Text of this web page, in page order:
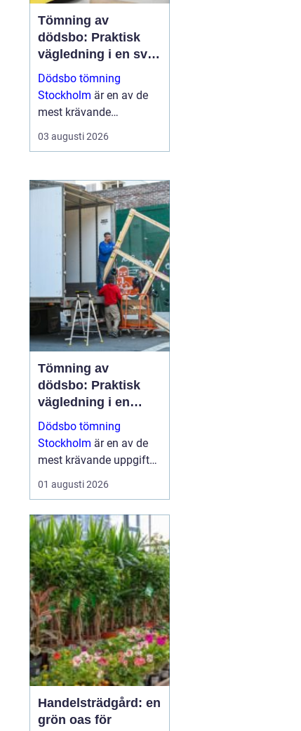
Tömning av
dödsbo: Praktisk
vägledning i en svår
tid
Dödsbo tömning
Stockholm är en av de
mest krävande
uppgifterna som många
förr eller senare behöver
03 augusti 2026
Tömning av
dödsbo: Praktisk
vägledning i en
känslig situation
Dödsbo tömning
Stockholm är en av de
mest krävande uppgifter
som närstående kan
ställas inför, både
01 augusti 2026
Handelsträdgård: en
grön oas för